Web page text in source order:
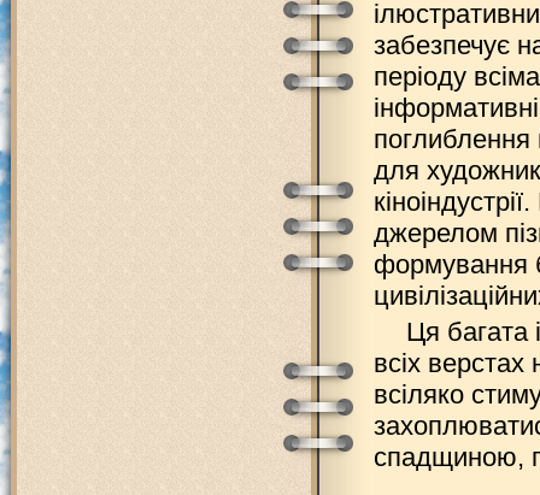
забезпечує
періоду
поглиблення
для
джерелом
формування
Ця багата
всіх
всіляко
спадщиною,